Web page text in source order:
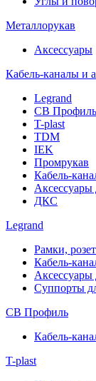
Металлорукав
Аксессуары
Кабель-каналы и
Legrand
СВ Профиль
T-plast
TDM
IEK
Промрукав
Кабель-
Аксессуары
ДКС
Legrand
Рамки,
Кабель-
Аксессуары
Суппорты
СВ Профиль
Кабель-
T-plast